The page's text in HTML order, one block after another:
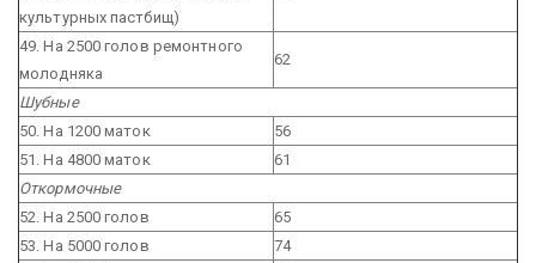
культурных пастбищ)
49. На 2500 голов ремонтного
молодняка
62
Шубные
50. На 1200 маток
56
51. На 4800 маток
61
Откормочные
52. На 2500 голов
65
53. На 5000 голов
74